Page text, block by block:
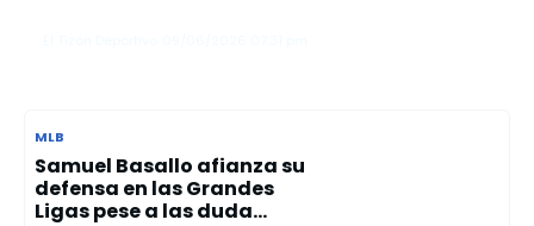
MLB
Samuel Basallo afianza su
defensa en las Grandes
Ligas pese a las duda...